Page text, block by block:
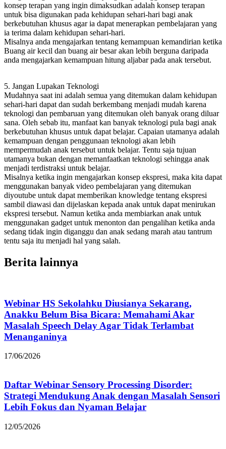
konsep terapan yang ingin dimaksudkan adalah konsep terapan
untuk bisa digunakan pada kehidupan sehari-hari bagi anak
berkebutuhan khusus agar ia dapat menerapkan pembelajaran yang
ia terima dalam kehidupan sehari-hari.
Misalnya anda mengajarkan tentang kemampuan kemandirian ketika
Buang air kecil dan buang air besar akan lebih berguna daripada
anda mengajarkan kemampuan hitung aljabar pada anak tersebut.
5. Jangan Lupakan Teknologi
Mudahnya saat ini adalah semua yang ditemukan dalam kehidupan
sehari-hari dapat dan sudah berkembang menjadi mudah karena
teknologi dan pembaruan yang ditemukan oleh banyak orang diluar
sana. Oleh sebab itu, manfaat kan banyak teknologi pula bagi anak
berkebutuhan khusus untuk dapat belajar. Capaian utamanya adalah
kemampuan dengan penggunaan teknologi akan lebih
mempermudah anak tersebut untuk belajar. Tentu saja tujuan
utamanya bukan dengan memanfaatkan teknologi sehingga anak
menjadi terdistraksi untuk belajar.
Misalnya ketika ingin mengajarkan konsep ekspresi, maka kita dapat
menggunakan banyak video pembelajaran yang ditemukan
diyoutube untuk dapat memberikan knowledge tentang ekspresi
sambil diawasi dan dijelaskan kepada anak untuk dapat menirukan
ekspresi tersebut. Namun ketika anda membiarkan anak untuk
menggunakan gadget untuk menonton dan pengalihan ketika anda
sedang tidak ingin diganggu dan anak sedang marah atau tantrum
tentu saja itu menjadi hal yang salah.
Berita lainnya
Webinar HS Sekolahku Diusianya Sekarang,
Anakku Belum Bisa Bicara: Memahami Akar
Masalah Speech Delay Agar Tidak Terlambat
Menanganinya
17/06/2026
Daftar Webinar Sensory Processing Disorder:
Strategi Mendukung Anak dengan Masalah Sensori
Lebih Fokus dan Nyaman Belajar
12/05/2026